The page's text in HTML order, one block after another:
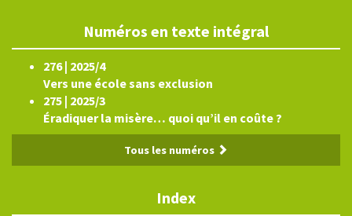
Numéros en texte intégral
276 | 2025/4
Vers une école sans exclusion
275 | 2025/3
Éradiquer la misère… quoi qu’il en coûte ?
Tous les numéros
Index